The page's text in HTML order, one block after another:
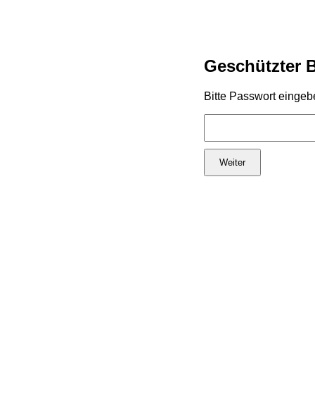
Geschützter
Bitte Passwort
Weiter